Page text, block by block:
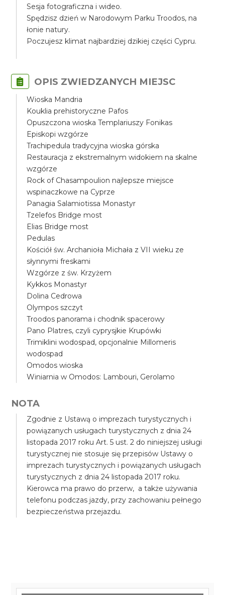
Sesja fotograficzna i wideo.
Spędzisz dzień w Narodowym Parku Troodos, na
łonie natury.
Poczujesz klimat najbardziej dzikiej części Cypru.
OPIS ZWIEDZANYCH MIEJSC
Wioska Mandria
Kouklia prehistoryczne Pafos
Opuszczona wioska Templariuszy Fonikas
Episkopi wzgórze
Trachipedula tradycyjna wioska górska
Restauracja z ekstremalnym widokiem na skalne
wzgórze
Rock of Chasampoulion najlepsze miejsce
wspinaczkowe na Cyprze
Panagia Salamiotissa Monastyr
Tzelefos Bridge most
Elias Bridge most
Pedulas
Kościół św. Archanioła Michała z VII wieku ze
słynnymi freskami
Wzgórze z św. Krzyżem
Kykkos Monastyr
Dolina Cedrowa
Olympos szczyt
Troodos panorama i chodnik spacerowy
Pano Platres, czyli cyprysjkie Krupówki
Trimiklini wodospad, opcjonalnie Millomeris
wodospad
Omodos wioska
Winiarnia w Omodos: Lambouri, Gerolamo
NOTA
Zgodnie z Ustawą o imprezach turystycznych i
powiązanych usługach turystycznych z dnia 24
listopada 2017 roku Art. 5 ust. 2 do niniejszej usługi
turystycznej nie stosuje się przepisów Ustawy o
imprezach turystycznych i powiązanych usługach
turystycznych z dnia 24 listopada 2017 roku.
Kierowca ma prawo do przerw, a także używania
telefonu podczas jazdy, przy zachowaniu pełnego
bezpieczeństwa przejazdu.